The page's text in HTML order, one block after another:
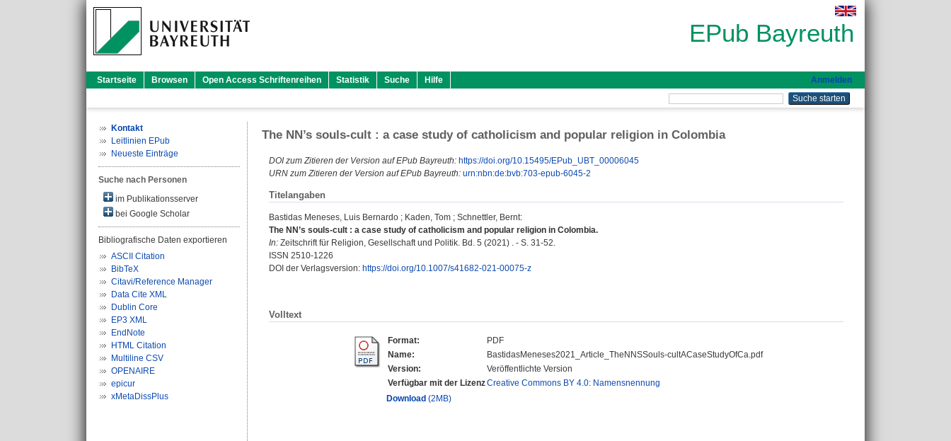
EPub Bayreuth
Startseite Browsen Open Access Schriftenreihen Statistik Suche Hilfe Anmelden
Kontakt
Leitlinien EPub
Neueste Einträge
Suche nach Personen
im Publikationsserver
bei Google Scholar
Bibliografische Daten exportieren
ASCII Citation
BibTeX
Citavi/Reference Manager
Data Cite XML
Dublin Core
EP3 XML
EndNote
HTML Citation
Multiline CSV
OPENAIRE
epicur
xMetaDissPlus
The NN’s souls-cult : a case study of catholicism and popular religion in Colombia
DOI zum Zitieren der Version auf EPub Bayreuth: https://doi.org/10.15495/EPub_UBT_00006045
URN zum Zitieren der Version auf EPub Bayreuth: urn:nbn:de:bvb:703-epub-6045-2
Titelangaben
Bastidas Meneses, Luis Bernardo ; Kaden, Tom ; Schnettler, Bernt:
The NN’s souls-cult : a case study of catholicism and popular religion in Colombia.
In: Zeitschrift für Religion, Gesellschaft und Politik. Bd. 5 (2021) . - S. 31-52.
ISSN 2510-1226
DOI der Verlagsversion: https://doi.org/10.1007/s41682-021-00075-z
Volltext
Format:
PDF
Name:
BastidasMeneses2021_Article_TheNNSSouls-cultACaseStudyOfCa.pdf
Version:
Veröffentlichte Version
Verfügbar mit der LizenzCreative Commons BY 4.0: Namensnennung
Download (2MB)